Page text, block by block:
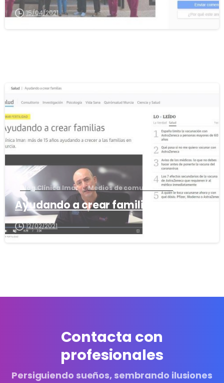
15/04/2021
Blog Clínica Imar Medios de comunicación
Ayudando a crear familias
12/02/2021
Contacta con
profesionales
Persiguiendo sueños, sembrando ilusiones